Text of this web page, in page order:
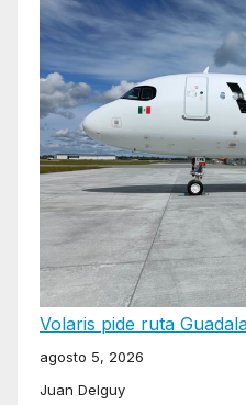
Volaris pide ruta
agosto 5, 2026
Juan Delguy